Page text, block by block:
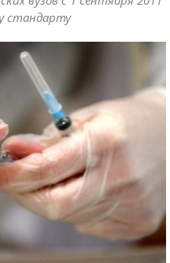
стандарту